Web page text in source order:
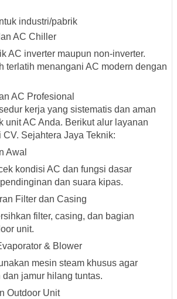
industri/pabrik
AC Chiller
AC inverter maupun non-inverter.
terlatih menangani AC modern dengan
AC Profesional
kerja yang sistematis dan aman
unit AC Anda. Berikut alur layanan
Sejahtera Jaya Teknik:
Awal
kondisi AC dan fungsi dasar
dan suara kipas.
Filter dan Casing
filter, casing, dan bagian
unit.
& Blower
mesin steam khusus agar
dan jamur hilang tuntas.
Outdoor Unit